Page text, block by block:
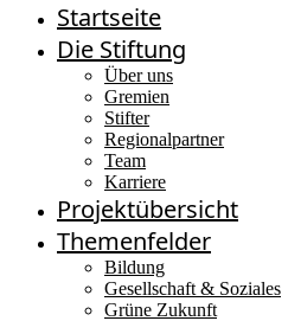
Startseite
Die Stiftung
Über uns
Gremien
Stifter
Regionalpartner
Team
Karriere
Projektübersicht
Themenfelder
Bildung
Gesellschaft & Soziales
Grüne Zukunft